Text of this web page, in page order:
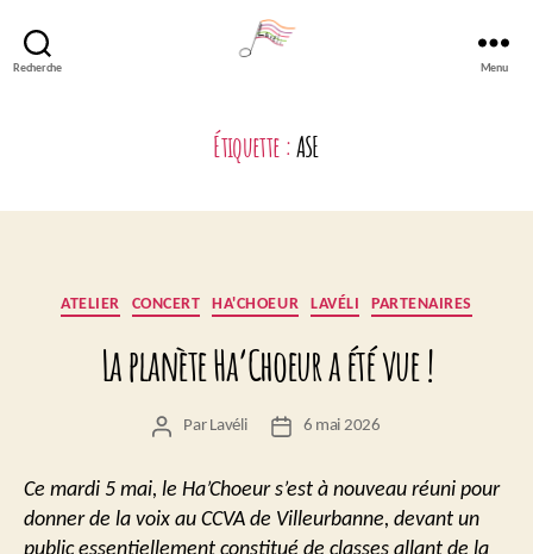
Recherche Menu
Étiquette :ASE
Catégories
ATELIER CONCERT HA'CHOEUR LAVÉLI PARTENAIRES
La planète Ha’Choeur a été vue !
Auteur
l’article
Par Lavéli
Date
l’article
6 mai 2026
Ce mardi 5 mai, le Ha’Choeur s’est à nouveau réuni pour
donner de la voix au CCVA de Villeurbanne, devant un
public essentiellement constitué de classes allant de la